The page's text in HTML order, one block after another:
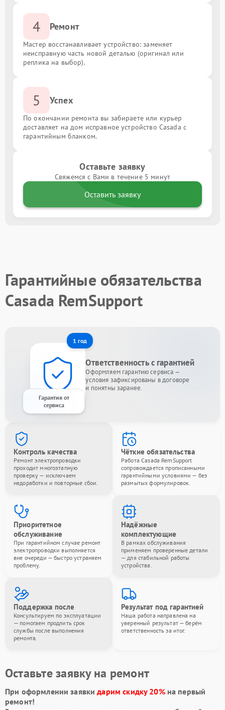
4 Ремонт
Мастер восстанавливает устройство: заменяет
неисправную часть новой деталью (оригинал или
реплика на выбор).
5 Успех
По окончании ремонта вы забираете или курьер
доставляет на дом исправное устройство Casada с
гарантийным бланком.
Оставьте заявку
Свяжемся с Вами в течение 5 минут
Оставить заявку
Гарантийные обязательства
Casada RemSupport
1 год
Гарантия от
сервиса
Ответственность с гарантией
Оформляем гарантию сервиса —
условия зафиксированы в договоре
и понятны заранее.
Контроль качества
Ремонт электропроводки
проходит многоэтапную
проверку — исключаем
недоработки и повторные сбои.
Чёткие обязательства
Работа Casada RemSupport
сопровождается прописанными
гарантийными условиями — без
размытых формулировок.
Приоритетное
обслуживание
При гарантийном случае ремонт
электропроводки выполняется
вне очереди — быстро устраняем
проблему.
Надёжные
комплектующие
В рамках обслуживания
применяем проверенные детали
— для стабильной работы
устройства.
Поддержка после
Консультируем по эксплуатации
— помогаем продлить срок
службы после выполнения
ремонта.
Результат под гарантией
Наша работа направлена на
уверенный результат — берём
ответственность за итог.
Оставьте заявку на ремонт
При оформлении заявкидарим скидку 20%на первый
ремонт!